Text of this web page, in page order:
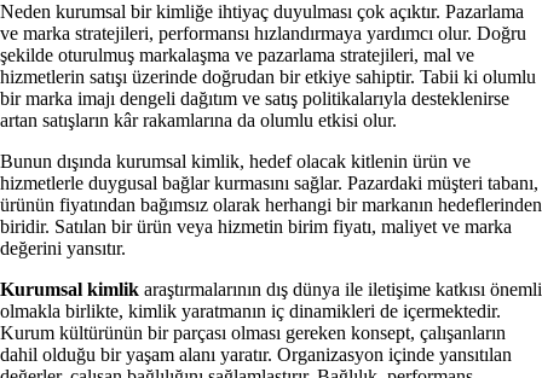
Neden kurumsal bir kimliğe ihtiyaç duyulması çok açıktır. Pazarlama
ve marka stratejileri, performansı hızlandırmaya yardımcı olur. Doğru
şekilde oturulmuş markalaşma ve pazarlama stratejileri, mal ve
hizmetlerin satışı üzerinde doğrudan bir etkiye sahiptir. Tabii ki olumlu
bir marka imajı dengeli dağıtım ve satış politikalarıyla desteklenirse
artan satışların kâr rakamlarına da olumlu etkisi olur.
Bunun dışında kurumsal kimlik, hedef olacak kitlenin ürün ve
hizmetlerle duygusal bağlar kurmasını sağlar. Pazardaki müşteri tabanı,
ürünün fiyatından bağımsız olarak herhangi bir markanın hedeflerinden
biridir. Satılan bir ürün veya hizmetin birim fiyatı, maliyet ve marka
değerini yansıtır.
Kurumsal kimlik araştırmalarının dış dünya ile iletişime katkısı önemli
olmakla birlikte, kimlik yaratmanın iç dinamikleri de içermektedir.
Kurum kültürünün bir parçası olması gereken konsept, çalışanların
dahil olduğu bir yaşam alanı yaratır. Organizasyon içinde yansıtılan